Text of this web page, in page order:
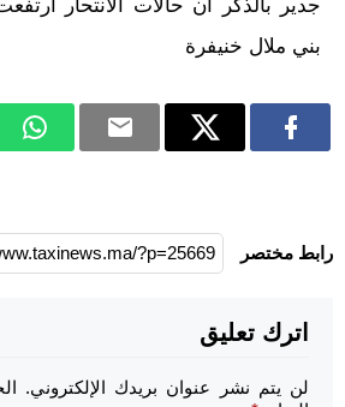
جدير بالذكر أن حالات الانتحار
بني ملال خنيفرة
رابط مختصر
اترك تعليق
لن يتم نشر عنوان بريدك الإلكتروني.